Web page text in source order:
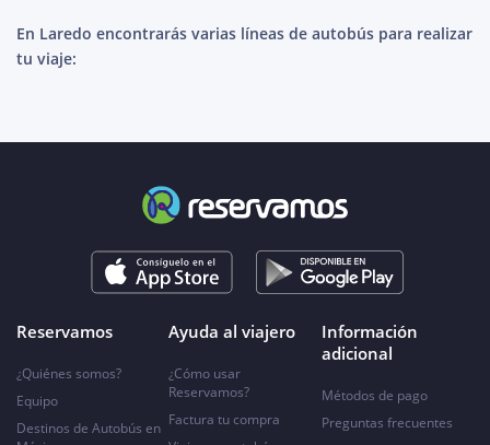
En Laredo encontrarás varias líneas de autobús para realizar
tu viaje:
Reservamos
¿Quiénes somos?
Equipo
Destinos de Autobús en
Ayuda al viajero
¿Cómo usar
Reservamos?
Factura tu compra
Información
adicional
Métodos de pago
Preguntas frecuentes